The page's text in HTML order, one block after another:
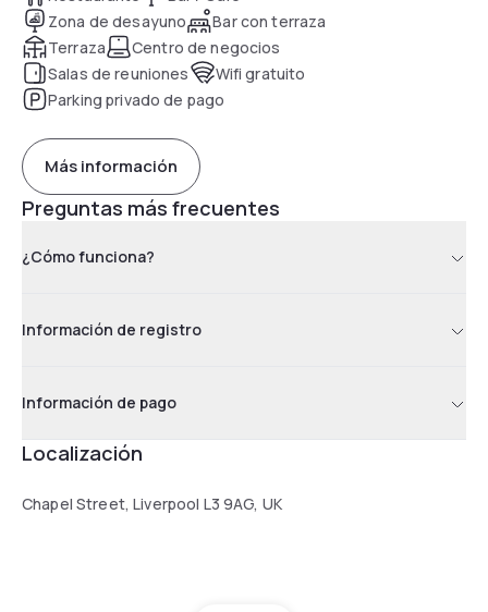
bebidas. Con estacionamiento privado y el aeropuerto de
Liverpool John Lennon a solo 14 km, es una opción perfecta
tanto para viajes de placer como de negocios.
Zona de desayuno
Bar con terraza
Terraza
Centro de negocios
Salas de reuniones
Wifi gratuito
Parking privado de pago
Más información
Preguntas más frecuentes
¿Cómo funciona?
Información de registro
Información de pago
Localización
Chapel Street, Liverpool L3 9AG, UK